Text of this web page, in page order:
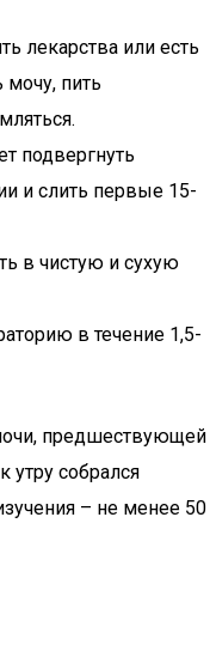
лекарства или есть
мочу, пить
подвергнуть
и слить первые 15-
в чистую и сухую
в течение 1,5-
предшествующей
утру собрался
– не менее 50